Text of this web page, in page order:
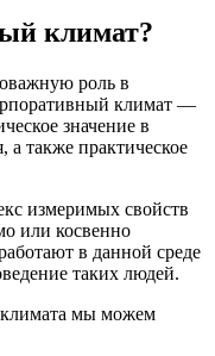
климат?
роль в
климат —
значение в
а также практическое
измеримых свойств
или косвенно
в данной среде
таких людей.
климата мы можем